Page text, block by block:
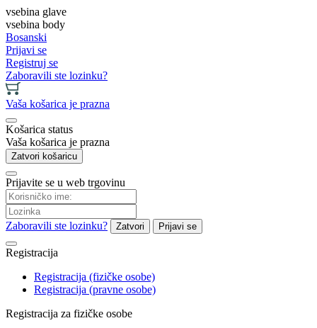
vsebina glave
vsebina body
Bosanski
Prijavi se
Registruj se
Zaboravili ste lozinku?
Vaša košarica je prazna
Košarica status
Vaša košarica je prazna
Zatvori košaricu
Prijavite se u web trgovinu
Zaboravili ste lozinku? Zatvori Prijavi se
Registracija
Registracija (fizičke osobe)
Registracija (pravne osobe)
Registracija za fizičke osobe